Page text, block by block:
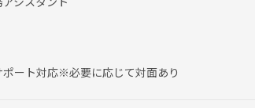
ート対応※必要に応じて対面あり